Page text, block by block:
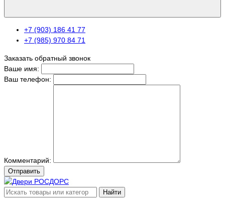
+7 (903) 186 41 77
+7 (985) 970 84 71
Заказать обратный звонок
Ваше имя:
Ваш телефон:
Комментарий:
Отправить
Найти